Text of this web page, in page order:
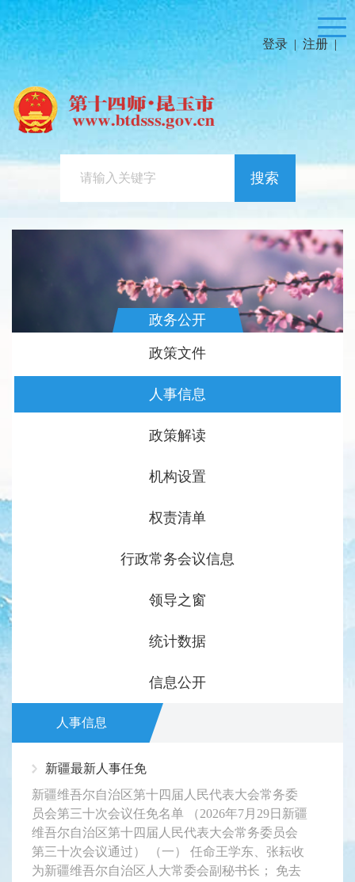
登录 | 注册 |
搜索
政务公开
政策文件
人事信息
政策解读
机构设置
权责清单
行政常务会议信息
领导之窗
统计数据
信息公开
人事信息
新疆最新人事任免
新疆维吾尔自治区第十四届人民代表大会常务委
员会第三十次会议任免名单 （2026年7月29日新疆
维吾尔自治区第十四届人民代表大会常务委员会
第三十次会议通过） （一） 任命王学东、张耘收
为新疆维吾尔自治区人大常委会副秘书长； 免去